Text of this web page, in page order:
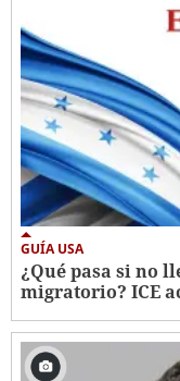
GUÍA USA
¿Qué pasa si no
migratorio? ICE